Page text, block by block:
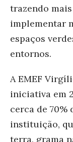
trazendo
implementar
espaços
entornos.
A EMEF
iniciativa em
cerca de
instituição,
terra, grama